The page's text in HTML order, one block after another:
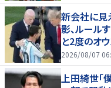
新会社に見
影、ルール
と2度のオ
2026/08/07
上田綺世「